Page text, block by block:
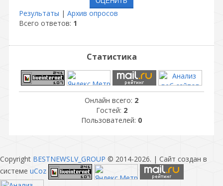
Результаты | Архив опросов
Всего ответов: 1
Статистика
Онлайн всего: 2
Гостей: 2
Пользователей: 0
Copyright BESTNEWSLV_GROUP © 2014-2026. | Сайт создан в
системе uCoz